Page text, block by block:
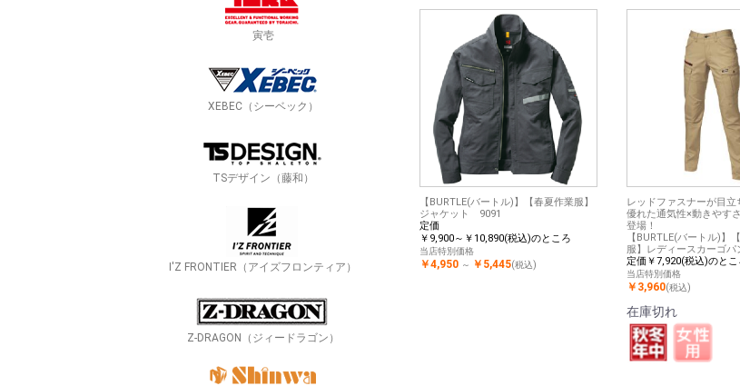
【BURTLE(バートル)】【春夏作業服】
ジャケット 9091
定価
￥9,900～￥10,890(税込)のところ
当店特別価格
￥4,950 ～ ￥5,445(税込)
レッドファスナーが目立
優れた通気性×動きやす
登場！
【BURTLE(バートル)】
服】レディースカーゴ
定価￥7,920(税込)のとこ
当店特別価格
￥3,960(税込)
在庫切れ
寅壱
XEBEC（シーベック）
TSデザイン（藤和）
I'Z FRONTIER（アイズフロンティア）
Z-DRAGON（ジィードラゴン）